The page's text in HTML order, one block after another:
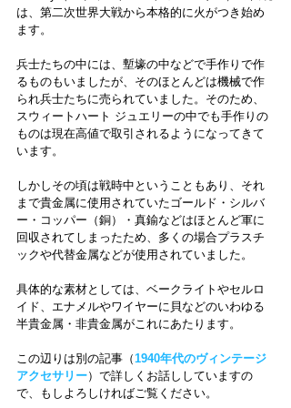
は、第二次世界大戦から本格的に火がつき始め
ます。
兵士たちの中には、塹壕の中などで手作りで作
るものもいましたが、そのほとんどは機械で作
られ兵士たちに売られていました。そのため、
スウィートハート ジュエリーの中でも手作りの
ものは現在高値で取引されるようになってきて
います。
しかしその頃は戦時中ということもあり、それ
まで貴金属に使用されていたゴールド・シルバ
ー・コッパー（銅）・真鍮などはほとんど軍に
回収されてしまったため、多くの場合プラスチ
ックや代替金属などが使用されていました。
具体的な素材としては、ベークライトやセルロ
イド、エナメルやワイヤーに貝などのいわゆる
半貴金属・非貴金属がこれにあたります。
この辺りは別の記事（1940年代のヴィンテージ
アクセサリー）で詳しくお話ししていますの
で、もしよろしければご覧ください。